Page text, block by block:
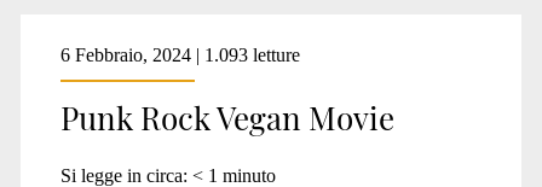
Tag:
<span>Doyle
6 Febbraio, 2024 | 1.093 letture
Punk Rock Vegan Movie
Si legge in circa: < 1 minuto